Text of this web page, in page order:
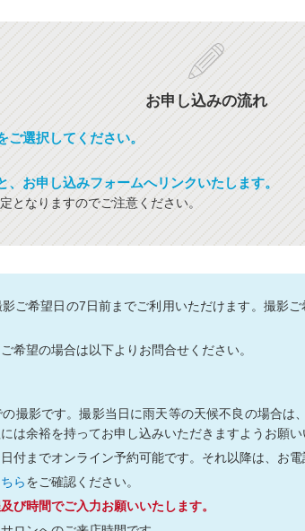
お申し込みの流れ
ご選択してください。
、お申し込みフォームへリンクいたします。
となりますのでご注意ください。
ご希望日の7日前までご利用いただけます。撮影
希望の場合は以下よりお問合せください。
撮影です。撮影当日に雨天等の天候不良の場合は
は余裕を持ってお申し込みいただきますようお願い
付までオンライン予約可能です。それ以降は、お電
らをご確認ください。
び時間でご入力お願いいたします。